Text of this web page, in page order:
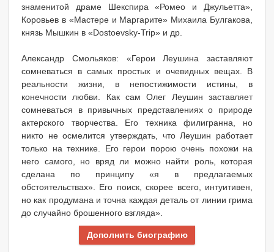
знаменитой драме Шекспира «Ромео и Джульетта»,
Коровьев в «Мастере и Маргарите» Михаила Булгакова,
князь Мышкин в «Dostoevsky-Trip» и др.
Александр Смольяков: «Герои Леушина заставляют
сомневаться в самых простых и очевидных вещах. В
реальности жизни, в непостижимости истины, в
конечности любви. Как сам Олег Леушин заставляет
сомневаться в привычных представлениях о природе
актерского творчества. Его техника филигранна, но
никто не осмелится утверждать, что Леушин работает
только на технике. Его герои порою очень похожи на
него самого, но вряд ли можно найти роль, которая
сделана по принципу «я в предлагаемых
обстоятельствах». Его поиск, скорее всего, интуитивен,
но как продумана и точна каждая деталь от линии грима
до случайно брошенного взгляда».
Дополнить биографию